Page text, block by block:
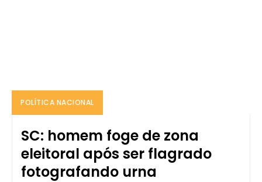
POLÍTICA NACIONAL
SC: homem foge de zona
eleitoral após ser flagrado
fotografando urna